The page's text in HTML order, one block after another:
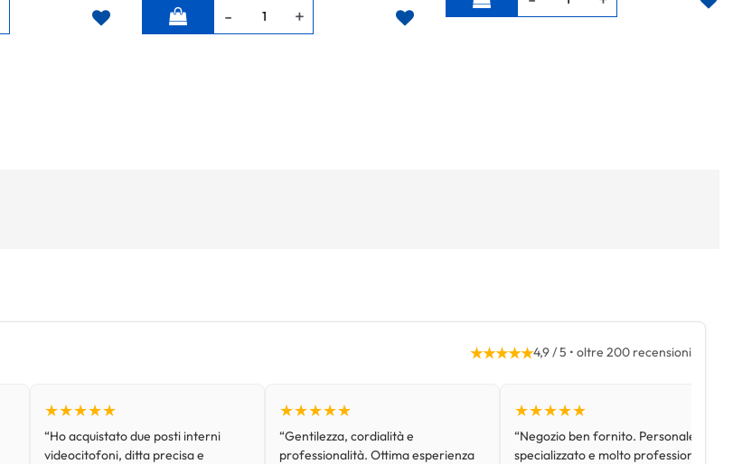
Quantità
★★★★★4,9 / 5 • oltre 200 recensioni
★★★★★
“Ho acquistato due posti interni
videocitofoni, ditta precisa e
★★★★★
“Gentilezza, cordialità e
professionalità. Ottima esperienza
★★★★★
“Negozio ben fornito. Personale
specializzato e molto professionale.